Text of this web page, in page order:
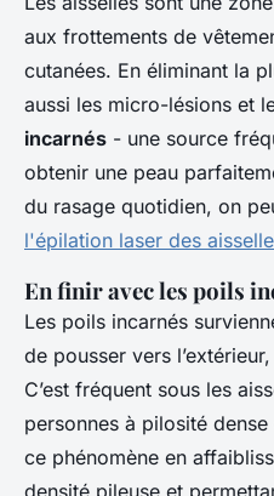
aux frottements de
cutanées. En éliminant la
aussi les micro-lésions et
incarnés - une source
obtenir une peau
du rasage quotidien, on
l'épilation laser des
En finir avec les poils
Les poils incarnés
de pousser vers
C’est fréquent sous les
personnes à pilosité
ce phénomène en